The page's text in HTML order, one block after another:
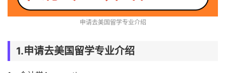
申请去美国留学专业介绍
1.申请去美国留学专业介绍